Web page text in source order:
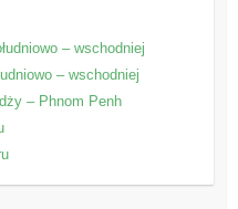
– wschodniej
– wschodniej
– Phnom Penh